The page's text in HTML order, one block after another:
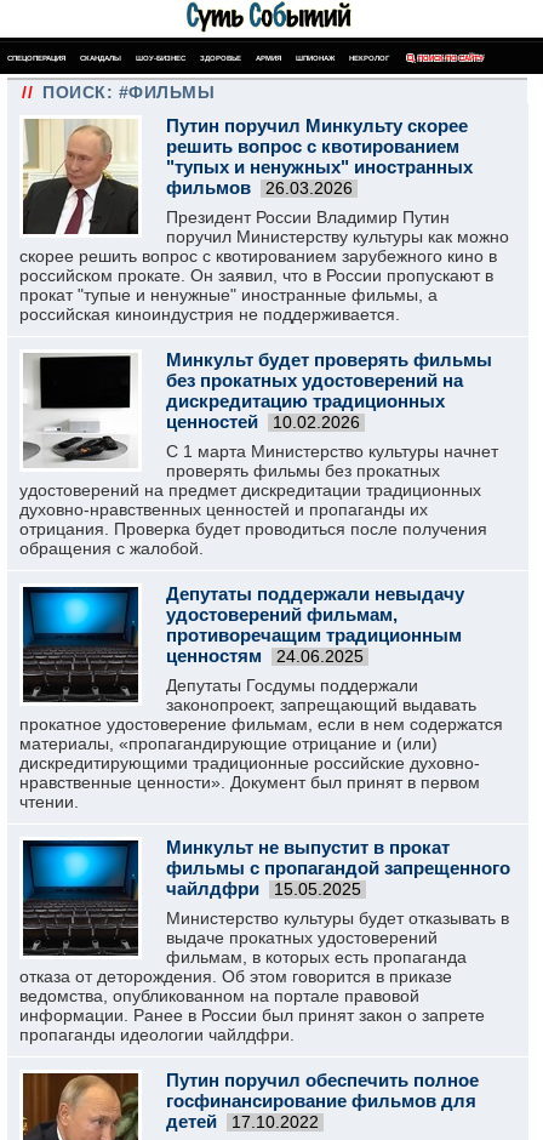
СПЕЦОПЕРАЦИЯ СКАНДАЛЫ ШОУ-БИЗНЕС ЗДОРОВЬЕ АРМИЯ ШПИОНАЖ НЕКРОЛОГ ПОИСК ПО САЙТУ
// ПОИСК: #ФИЛЬМЫ
Путин поручил Минкульту скорее
решить вопрос с квотированием
"тупых и ненужных" иностранных
фильмов
26.03.2026
Президент России Владимир Путин
поручил Министерству культуры как можно
скорее решить вопрос с квотированием зарубежного кино в
российском прокате. Он заявил, что в России пропускают в
прокат "тупые и ненужные" иностранные фильмы, а
российская киноиндустрия не поддерживается.
Минкульт будет проверять фильмы
без прокатных удостоверений на
дискредитацию традиционных
ценностей
10.02.2026
С 1 марта Министерство культуры начнет
проверять фильмы без прокатных
удостоверений на предмет дискредитации традиционных
духовно-нравственных ценностей и пропаганды их
отрицания. Проверка будет проводиться после получения
обращения с жалобой.
Депутаты поддержали невыдачу
удостоверений фильмам,
противоречащим традиционным
ценностям
24.06.2025
Депутаты Госдумы поддержали
законопроект, запрещающий выдавать
прокатное удостоверение фильмам, если в нем содержатся
материалы, «пропагандирующие отрицание и (или)
дискредитирующими традиционные российские духовно-
нравственные ценности». Документ был принят в первом
чтении.
Минкульт не выпустит в прокат
фильмы с пропагандой запрещенного
чайлдфри
15.05.2025
Министерство культуры будет отказывать в
выдаче прокатных удостоверений
фильмам, в которых есть пропаганда
отказа от деторождения. Об этом говорится в приказе
ведомства, опубликованном на портале правовой
информации. Ранее в России был принят закон о запрете
пропаганды идеологии чайлдфри.
Путин поручил обеспечить полное
госфинансирование фильмов для
детей
17.10.2022